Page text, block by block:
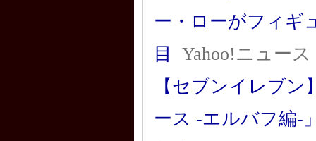
ー・ローがフィギ
目
Yahoo!ニュース
【セブンイレブン
ース -エルバフ編-